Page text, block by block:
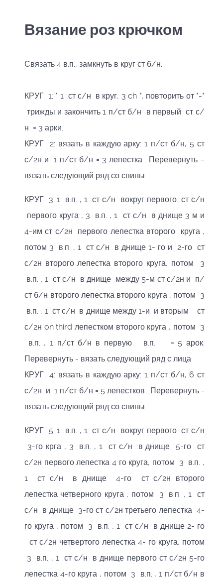
Вязание роз крючком
Связать 4 в.п., замкнуть в круг ст б/н.
КРУГ 1: * 1 ст с/н в круг, 3 ch *, повторить от *-*
трижды и закончить 1 п/ст б/н в первый ст с/
н = 3 арки.
КРУГ 2: вязать в каждую арку: 1 п/ст б/н, 5 ст
с/2н и 1 п/ст б/н = 3 лепестка . Перевернуть –
вязать следующий ряд со спины.
КРУГ 3: 1 в.п. , 1 ст с/н вокруг первого ст с/н
первого круга , 3 в.п. , 1 ст с/н в днище 3 м и
4-им ст с/2н первого лепестка второго круга ,
потом 3 в.п. , 1 ст с/н в днище 1- го и 2-го ст
с/2н второго лепестка второго круга, потом 3
в.п. , 1 ст с/н в днище между 5-м ст с/2н и п/
ст б/н второго лепестка второго круга , потом 3
в.п. , 1 ст с/н в днище между 1-и и вторым ст
с/2н on third лепестком второго круга , потом 3
в.п. , 1 п/ст б/н в первую в.п. = 5 арок.
Перевернуть - вязать следующий ряд с лица.
КРУГ 4: вязать в каждую арку: 1 п/ст б/н, 6 ст
с/2н и 1 п/ст б/н = 5 лепестков . Перевернуть -
вязать следующий ряд со спины.
КРУГ 5: 1 в.п. , 1 ст с/н вокруг первого ст с/н
3-го крга , 3 в.п. , 1 ст с/н в днище 5-го ст
с/2н первого лепестка 4 го круга, потом 3 в.п. ,
1 ст с/н в днище 4-го ст с/2н второго
лепестка четверного круга , потом 3 в.п. , 1 ст
с/н в днище 3-го ст с/2н третьего лепестка 4-
го круга , потом 3 в.п. , 1 ст с/н в днище 2- го
ст с/2н четвертого лепестка 4- го круга, потом
3 в.п. , 1 ст с/н в днище первого ст с/2н 5-го
лепестка 4-го круга , потом 3 в.п. , 1 п/ст б/н в